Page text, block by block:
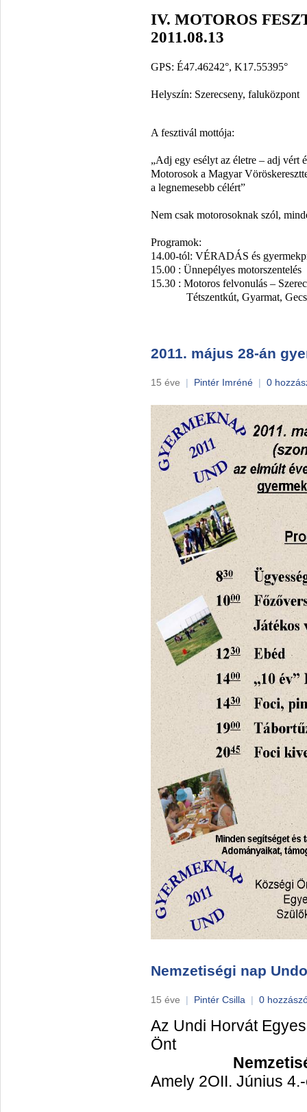
IV. MOTOROS
2011.08.13
GPS: É47.46242°, K17.55395°
Helyszín: Szerecseny, faluközpont
A fesztivál mottója:
„Adj egy esélyt az életre – adj vért
Motorosok a Magyar
a legnemesebb célért”
Nem csak motorosoknak szól,
Programok:
14.00-tól: VÉRADÁS és
15.00 : Ünnepélyes motorszentelés
15.30 : Motoros felvonulás –
Tétszentkút, Gyarmat,
2011. május 28-án
15 éve | Pintér Imréné | 0
Nemzetiségi nap
15 éve | Pintér Csilla | 0
Az Undi Horvát
Önt
Amely 2OII. Június